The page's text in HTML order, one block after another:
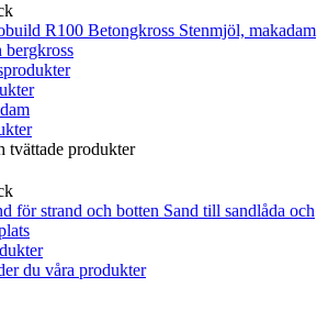
R100 Betongkross Stenmjöl, makadam
bergkross
tvättade produkter
för strand och botten Sand till sandlåda och
du våra produkter